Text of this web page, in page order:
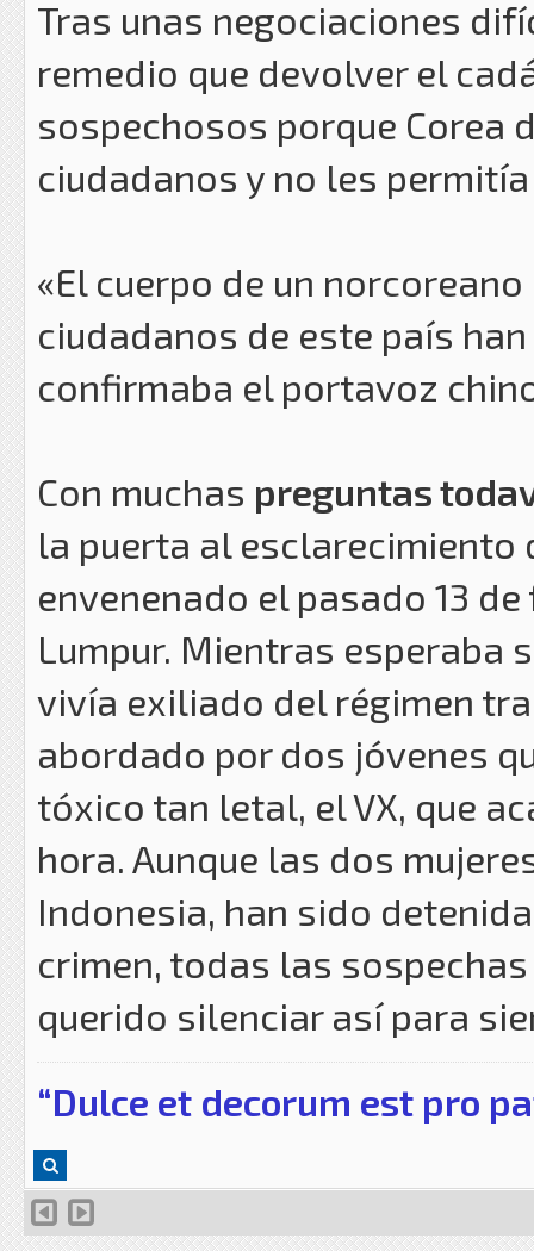
Tras unas negociaciones
remedio que devolver el
sospechosos porque Corea
ciudadanos y no les
«El cuerpo de un
ciudadanos de este país
confirmaba el portavoz
Con muchas preguntas
la puerta al esclarecimiento
envenenado el pasado 13
Lumpur. Mientras esperaba
vivía exiliado del régimen
abordado por dos jóvenes
tóxico tan letal, el VX, que
hora. Aunque las dos
Indonesia, han sido
crimen, todas las
querido silenciar así para
“Dulce et decorum est pro